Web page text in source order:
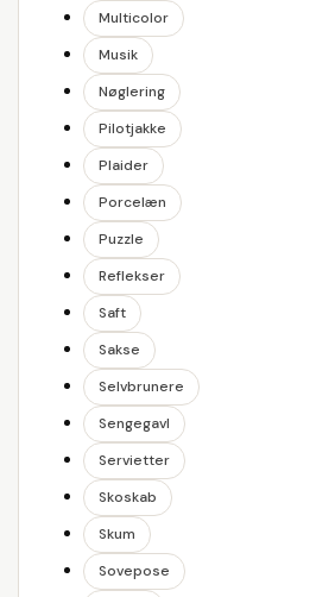
Multicolor
Musik
Nøglering
Pilotjakke
Plaider
Porcelæn
Puzzle
Reflekser
Saft
Sakse
Selvbrunere
Sengegavl
Servietter
Skoskab
Skum
Sovepose